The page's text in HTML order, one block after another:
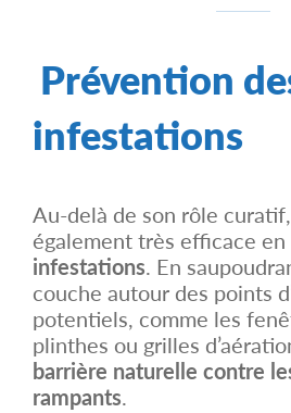
Prévention
infestations
Au-delà de son rôle
également très efficace en
infestations. En
couche autour des points
potentiels, comme les
plinthes ou grilles
barrière naturelle contre
rampants.